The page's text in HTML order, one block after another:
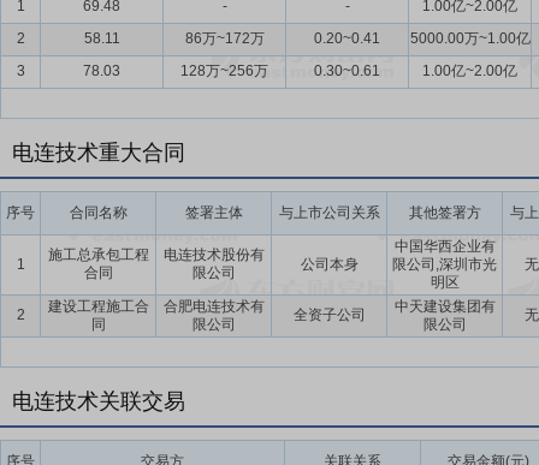
1 69.48 - -
1.00亿~2.00亿
2
58.11 86万~172万 0.20~0.41
5000.00万~1.00亿
3
78.03 128万~256万 0.30~0.61 1.00亿~2.00亿
电连技术重大合同
序号 合同名称 签署主体 与上市公司关系 其他签署方 与
1
施工总承包工程
合同
电连技术股份有
限公司
公司本身
中国华西企业有
限公司,深圳市光
明区
2
建设工程施工合
同
合肥电连技术有
限公司
全资子公司
中天建设集团有
限公司
电连技术关联交易
序号 交易方 关联关系 交易金额(元)